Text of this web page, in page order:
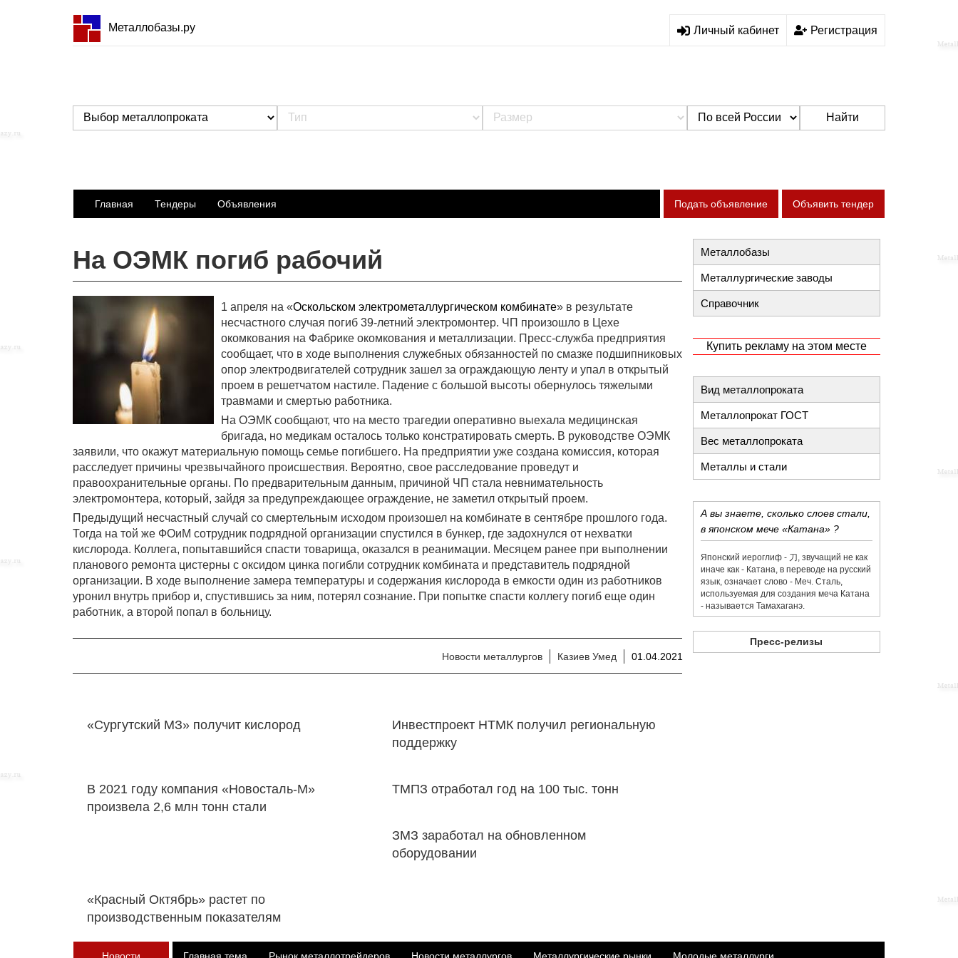
Металлобазы.ру Личный кабинет Регистрация
Найти
Главная Тендеры Объявления Подать объявление Объявить тендер
На ОЭМК погиб рабочий
1 апреля на «Оскольском электрометаллургическом комбинате» в результате
несчастного случая погиб 39-летний электромонтер. ЧП произошло в Цехе
окомкования на Фабрике окомкования и металлизации. Пресс-служба предприятия
сообщает, что в ходе выполнения служебных обязанностей по смазке подшипниковых
опор электродвигателей сотрудник зашел за ограждающую ленту и упал в открытый
проем в решетчатом настиле. Падение с большой высоты обернулось тяжелыми
травмами и смертью работника.
На ОЭМК сообщают, что на место трагедии оперативно выехала медицинская
бригада, но медикам осталось только констратировать смерть. В руководстве ОЭМК
заявили, что окажут материальную помощь семье погибшего. На предприятии уже создана комиссия, которая
расследует причины чрезвычайного происшествия. Вероятно, свое расследование проведут и
правоохранительные органы. По предварительным данным, причиной ЧП стала невнимательность
электромонтера, который, зайдя за предупреждающее ограждение, не заметил открытый проем.
Предыдущий несчастный случай со смертельным исходом произошел на комбинате в сентябре прошлого года.
Тогда на той же ФОиМ сотрудник подрядной организации спустился в бункер, где задохнулся от нехватки
кислорода. Коллега, попытавшийся спасти товарища, оказался в реанимации. Месяцем ранее при выполнении
планового ремонта цистерны с оксидом цинка погибли сотрудник комбината и представитель подрядной
организации. В ходе выполнение замера температуры и содержания кислорода в емкости один из работников
уронил внутрь прибор и, спустившись за ним, потерял сознание. При попытке спасти коллегу погиб еще один
работник, а второй попал в больницу.
Новости металлургов Казиев Умед 01.04.2021
«Сургутский МЗ» получит кислород
Инвестпроект НТМК получил региональную
поддержку
В 2021 году компания «Новосталь-М»
произвела 2,6 млн тонн стали
ТМПЗ отработал год на 100 тыс. тонн
ЗМЗ заработал на обновленном
оборудовании
«Красный Октябрь» растет по
производственным показателям
Металлобазы
Металлургические заводы
Справочник
Купить рекламу на этом месте
Вид металлопроката
Металлопрокат ГОСТ
Вес металлопроката
Металлы и стали
А вы знаете, сколько слоев стали,
в японском мече «Катана» ?
Японский иероглиф - 刀,​ звучащий не как
иначе как - Катана, в переводе на русский
язык, означает слово - Меч. Сталь,
используемая для создания меча Катана
- называется Тамахаганэ.
Пресс-релизы